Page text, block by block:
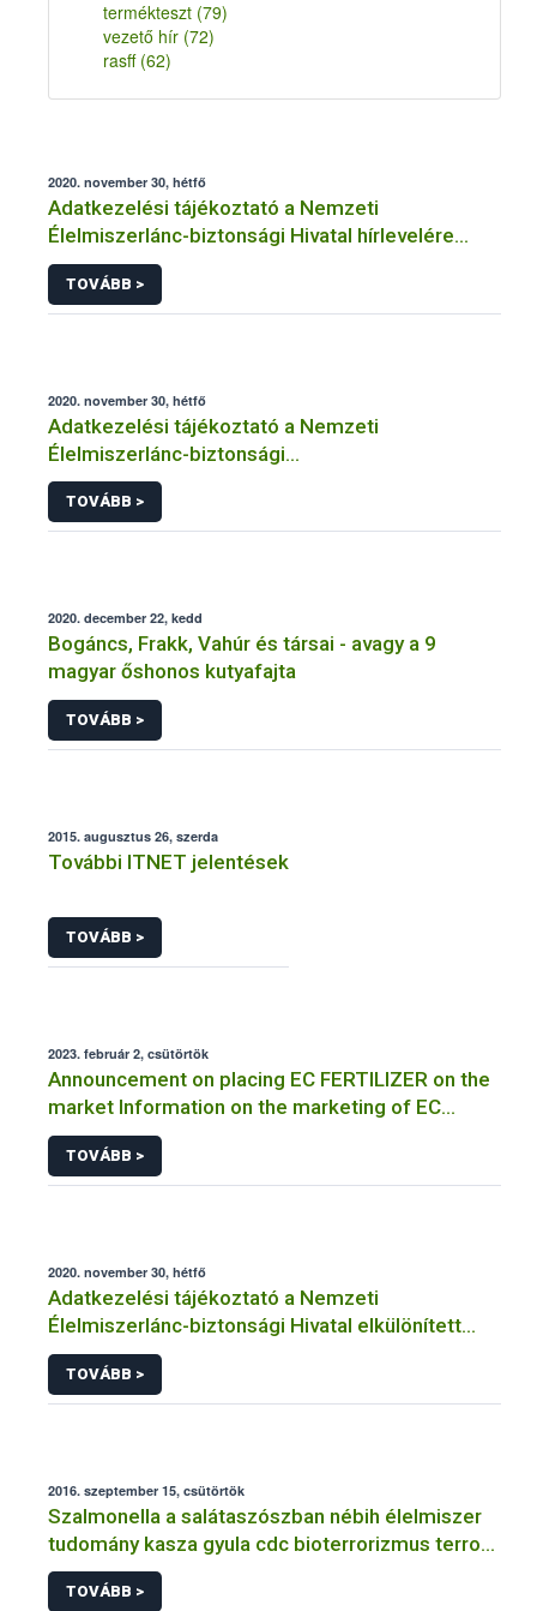
termékteszt (79)
vezető hír (72)
rasff (62)
2020. november 30, hétfő
Adatkezelési tájékoztató a Nemzeti
Élelmiszerlánc-biztonsági Hivatal hírlevelére
történő regisztrációhoz kapcsolódó
adatkezelések vonatkozásában
TOVÁBB >
2020. november 30, hétfő
Adatkezelési tájékoztató a Nemzeti
Élelmiszerlánc-biztonsági
Hivatal tevékenységéhez kötődő érintetti jogok
gyakorlásával összefüggő adatkezeléseihez
TOVÁBB >
2020. december 22, kedd
Bogáncs, Frakk, Vahúr és társai - avagy a 9
magyar őshonos kutyafajta
TOVÁBB >
2015. augusztus 26, szerda
További ITNET jelentések
TOVÁBB >
2023. február 2, csütörtök
Announcement on placing EC FERTILIZER on the
market Information on the marketing of EC
FERTILIZER and the application for a certificate
TOVÁBB >
2020. november 30, hétfő
Adatkezelési tájékoztató a Nemzeti
Élelmiszerlánc-biztonsági Hivatal elkülönített
visszaélés-bejelentési rendszerhez kapcsolódó
adatkezeléséhez
TOVÁBB >
2016. szeptember 15, csütörtök
Szalmonella a salátaszószban nébih élelmiszer
tudomány kasza gyula cdc bioterrorizmus terror
lépfene
TOVÁBB >